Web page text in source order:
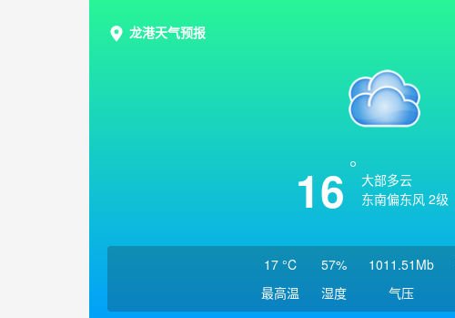
龙港天气预报
16
大部多云
东南偏东风 2级
17 °C
最高温
57%
湿度
1011.51Mb
气压